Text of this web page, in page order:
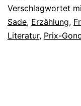
Verschlagwortet
Sade, Erzählung,
Literatur, Prix-